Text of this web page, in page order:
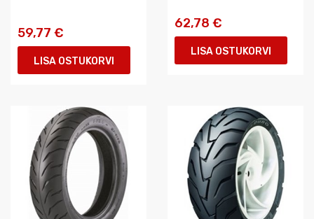
59,77 €
LISA OSTUKORVI
62,78 €
LISA OSTUKORVI